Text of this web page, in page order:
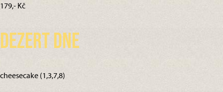
179,- Kč
Dezert dne
cheesecake (1,3,7,8)